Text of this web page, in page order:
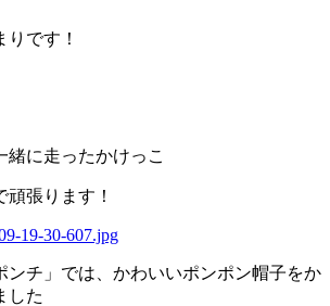
です！
緒に走ったかけっこ
張ります！
ンチ」では、かわいいポンポン帽子をか
した